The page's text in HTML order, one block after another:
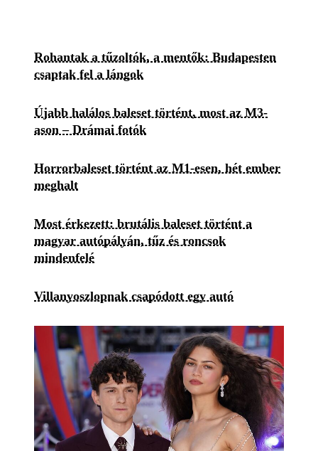
Rohantak a tűzoltók, a mentők: Budapesten
csaptak fel a lángok
Újabb halálos baleset történt, most az M3-
ason – Drámai fotók
Horrorbaleset történt az M1-esen, hét ember
meghalt
Most érkezett: brutális baleset történt a
magyar autópályán, tűz és roncsok
mindenfelé
Villanyoszlopnak csapódott egy autó